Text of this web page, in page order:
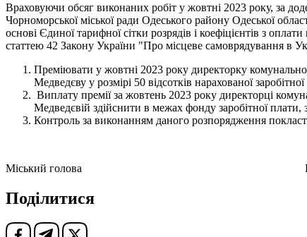
Враховуючи обсяг виконаних робіт у жовтні 2023 року, за
Чорноморської міської ради Одеського району Одеської
основі Єдиної тарифної сітки розрядів і коефіцієнтів з
статтею 42 Закону України "Про місцеве самоврядування в
Преміювати у жовтні 2023 року директорку
Медведєву у розмірі 50 відсотків нарахованої
Виплату премії за жовтень 2023 року директорці
Медведєвій здійснити в межах фонду заробітної
Контроль за виконанням даного розпорядження
Міський голова Василь
Поділитися